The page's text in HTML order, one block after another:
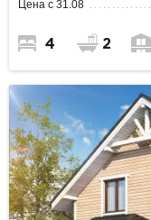
Цена с 31.08
4 2